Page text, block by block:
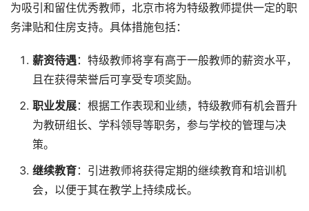
为吸引和留住优秀教师，北京市将为特级教师提供一定的职
务津贴和住房支持。具体措施包括：
薪资待遇：特级教师将享有高于一般教师的薪资水平，
且在获得荣誉后可享受专项奖励。
职业发展：根据工作表现和业绩，特级教师有机会晋升
为教研组长、学科领导等职务，参与学校的管理与决
策。
继续教育：引进教师将获得定期的继续教育和培训机
会，以便于其在教学上持续成长。